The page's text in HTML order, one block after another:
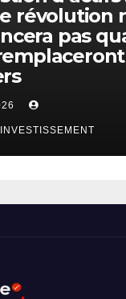
révolution
pas